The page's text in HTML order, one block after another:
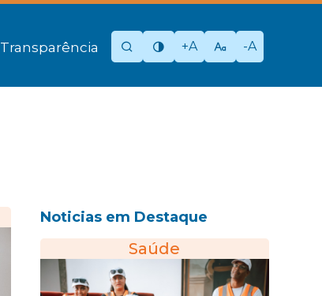
Transparência +A -A
Noticias em Destaque
Saúde